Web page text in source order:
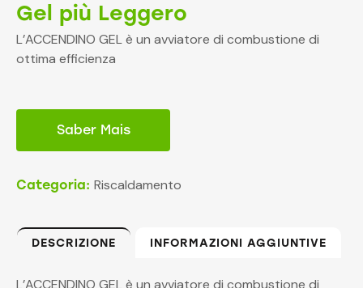
Gel più Leggero
L’ACCENDINO GEL è un avviatore di combustione di
ottima efficienza
Saber Mais
Categoria: Riscaldamento
DESCRIZIONE INFORMAZIONI AGGIUNTIVE
L’ACCENDINO GEL è un avviatore di combustione di